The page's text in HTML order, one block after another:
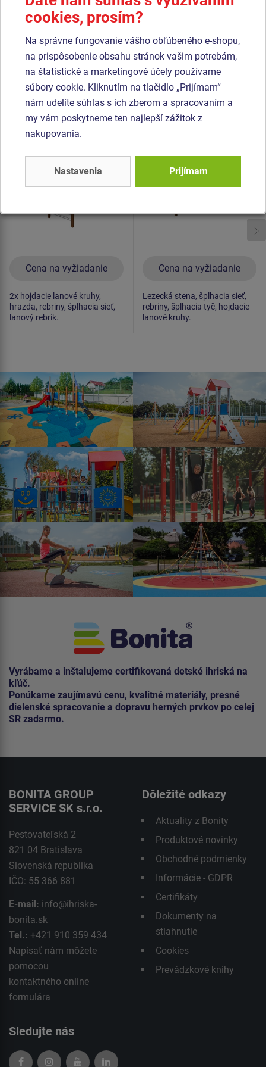
polypropylénu s vnútorným oceľovým jadrom) a sú
spojené plastovými spojmi. Všetok spojovací materiál je
pozinkovaný nebo nerezový.
Podobnýtovar
Šplhacia zostava -
celokovová
Cena na vyžiadanie
2x hojdacie lanové kruhy,
hrazda, rebriny, šplhacia sieť,
lanový rebrík.
Produkt - SSE-8501K-20
Šplhacia zostava -
Cena na vyžiadanie
Lezecká stena, šplhacia sieť,
rebriny, šplhacia tyč, hojdacie
lanové kruhy.
Vyrábame a inštalujeme certifikovaná detské ihriská na
kľúč.
Ponúkame zaujímavú cenu, kvalitné materiály, presné
dielenské spracovanie a dopravu herných prvkov po celej
SR zadarmo.
BONITA GROUP
SERVICE SK s.r.o.
Pestovateľská 2
821 04 Bratislava
Slovenská republika
IČO: 55 366 881
E-mail: info@ihriska-
bonita.sk
Tel.: +421 910 359 434
Napísať nám môžete
pomocou
kontaktného online
formulára
Dôležité odkazy
Aktuality z Bonity
Produktové novinky
Obchodné podmienky
Informácie - GDPR
Certifikáty
Dokumenty na
stiahnutie
Cookies
Prevádzkové knihy
Sledujte nás
cookies, prosím?
Na správne fungovanie vášho obľúbeného e-shopu,
na prispôsobenie obsahu stránok vašim potrebám,
na štatistické a marketingové účely používame
súbory cookie. Kliknutím na tlačidlo „Prijímam“
nám udelíte súhlas s ich zberom a spracovaním a
my vám poskytneme ten najlepší zážitok z
nakupovania.
Nastavenia Prijímam